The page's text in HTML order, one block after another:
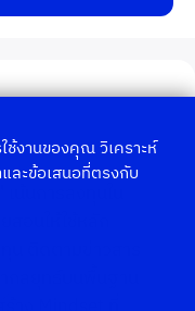
นการลงทุนใน
นให้ใช้หลัก
ลยุทธ์บนพื้นฐาน
ช้งานของคุณ วิเคราะห์
ละข้อเสนอที่ตรงกับ